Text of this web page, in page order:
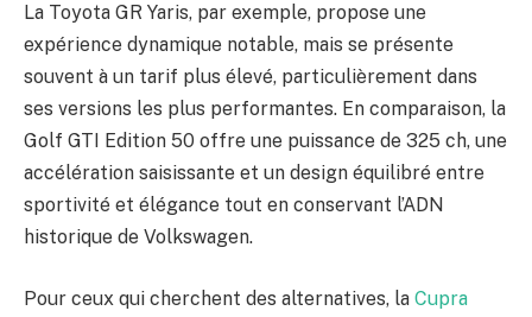
La Toyota GR Yaris, par exemple, propose une
expérience dynamique notable, mais se présente
souvent à un tarif plus élevé, particulièrement dans
ses versions les plus performantes. En comparaison, la
Golf GTI Edition 50 offre une puissance de 325 ch, une
accélération saisissante et un design équilibré entre
sportivité et élégance tout en conservant l’ADN
historique de Volkswagen.
Pour ceux qui cherchent des alternatives, la Cupra